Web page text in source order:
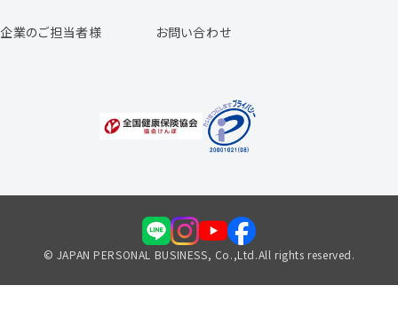
福利厚生のご案内
企業のご担当者様 お問い合わせ
© JAPAN PERSONAL BUSINESS, Co.,Ltd.All rights reserved.